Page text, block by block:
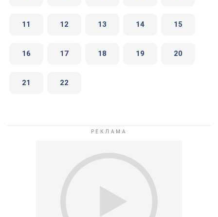
11 12 13 14 15
16 17 18 19 20
21 22